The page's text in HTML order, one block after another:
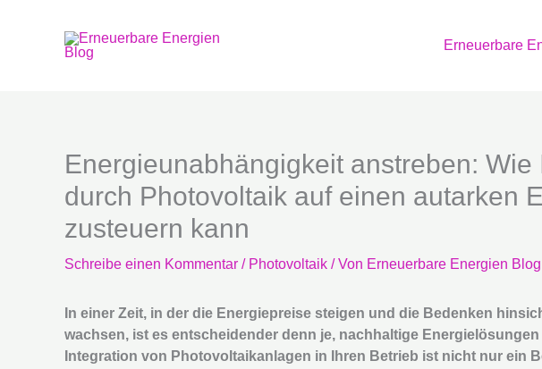
Erneuerbare
Energieunabhängigkeit anstreben: Wie
durch Photovoltaik auf einen autarken
zusteuern kann
Schreibe einen Kommentar / Photovoltaik / Von Erneuerbare Energien Blog
In einer Zeit, in der die Energiepreise steigen und die Bedenken
wachsen, ist es entscheidender denn je, nachhaltige
Integration von Photovoltaikanlagen in Ihren Betrieb ist nicht nur ein